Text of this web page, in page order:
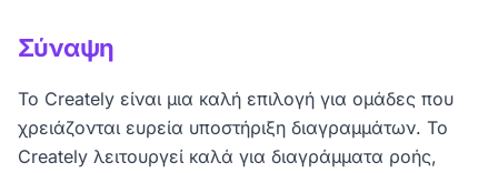
υποστήριξη από αρχείο σε χάρτη. Όλα αυτά τα
Σύναψη
Το Creately είναι μια καλή επιλογή για ομάδες που
χρειάζονται ευρεία υποστήριξη διαγραμμάτων. Το
Creately λειτουργεί καλά για διαγράμματα ροής,